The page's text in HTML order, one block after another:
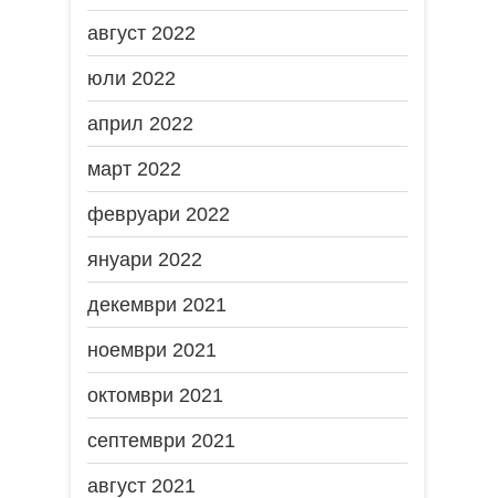
август 2022
юли 2022
април 2022
март 2022
февруари 2022
януари 2022
декември 2021
ноември 2021
октомври 2021
септември 2021
август 2021